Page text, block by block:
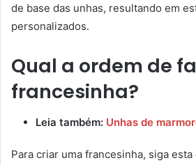
de base das unhas, resultando em
personalizados.
Qual a ordem de
francesinha?
Leia também: Unhas de
Para criar uma francesinha, siga